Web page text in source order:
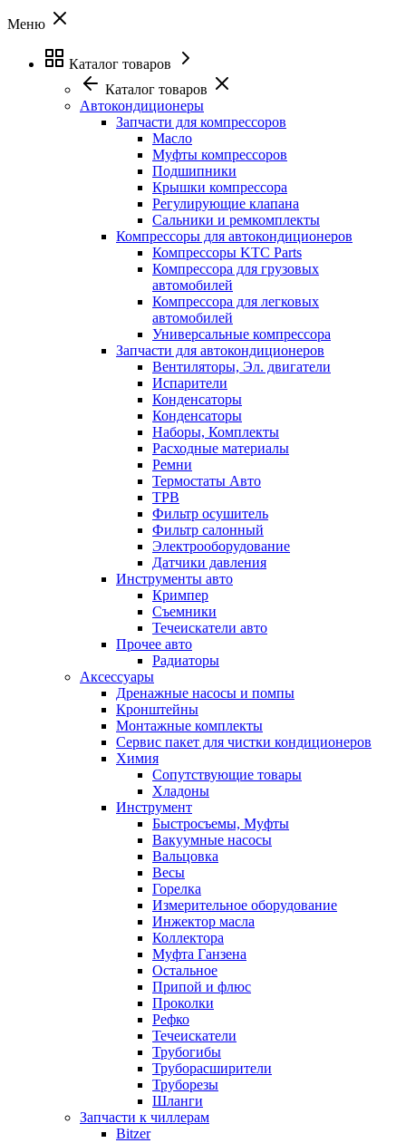
Меню
Каталог товаров
Каталог товаров
Автокондиционеры
Запчасти для компрессоров
Масло
Муфты компрессоров
Подшипники
Крышки компрессора
Регулирующие клапана
Сальники и ремкомплекты
Компрессоры для автокондиционеров
Компрессоры KTC Parts
Компрессора для грузовых
автомобилей
Компрессора для легковых
автомобилей
Универсальные компрессора
Запчасти для автокондиционеров
Вентиляторы, Эл. двигатели
Испарители
Конденсаторы
Конденсаторы
Наборы, Комплекты
Расходные материалы
Ремни
Термостаты Авто
ТРВ
Фильтр осушитель
Фильтр салонный
Электрооборудование
Датчики давления
Инструменты авто
Кримпер
Съемники
Течеискатели авто
Прочее авто
Радиаторы
Аксессуары
Дренажные насосы и помпы
Кронштейны
Монтажные комплекты
Сервис пакет для чистки кондиционеров
Химия
Сопутствующие товары
Хладоны
Инструмент
Быстросъемы, Муфты
Вакуумные насосы
Вальцовка
Весы
Горелка
Измерительное оборудование
Инжектор масла
Коллектора
Муфта Ганзена
Остальное
Припой и флюс
Проколки
Рефко
Течеискатели
Трубогибы
Труборасширители
Труборезы
Шланги
Запчасти к чиллерам
Bitzer